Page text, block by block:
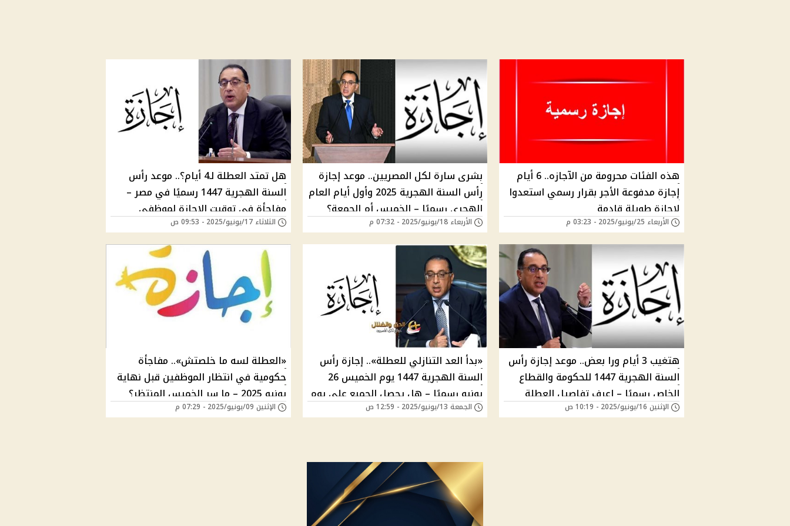
هذه الفئات محرومة من الآجازه.. 6 أيام
إجازة مدفوعة الأجر بقرار رسمي استعدوا
لإجازة طويلة قادمة
الأربعاء 25/يونيو/2025 - 03:23 م
بشرى سارة لكل المصريين.. موعد إجازة
رأس السنة الهجرية 2025 وأول أيام العام
الهجري رسميًا – الخميس أم الجمعة؟
الأربعاء 18/يونيو/2025 - 07:32 م
هل تمتد العطلة لـ4 أيام؟.. موعد رأس
السنة الهجرية 1447 رسميًا في مصر –
مفاجأة في توقيت الإجازة لموظفي
الحكومة والقطاع الخاص
الثلاثاء 17/يونيو/2025 - 09:53 ص
هتغيب 3 أيام ورا بعض.. موعد إجازة رأس
السنة الهجرية 1447 للحكومة والقطاع
الخاص رسميًا – اعرف تفاصيل العطلة
مدفوعة الأجر وهل تمتد ليوم الأحد؟
الإثنين 16/يونيو/2025 - 10:19 ص
«بدأ العد التنازلي للعطلة».. إجازة رأس
السنة الهجرية 1447 يوم الخميس 26
يونيو رسميًا – هل يحصل الجميع على يوم
راحة مدفوع الأجر؟
الجمعة 13/يونيو/2025 - 12:59 ص
«العطلة لسه ما خلصتش».. مفاجأة
حكومية في انتظار الموظفين قبل نهاية
يونيو 2025 – ما سر الخميس المنتظر؟
الإثنين 09/يونيو/2025 - 07:29 م